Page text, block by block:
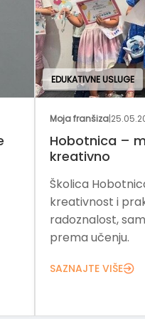
EDUKATIVNE USLUGE
Moja franšiza|
Hobotnica –
kreativno
Školica
kreativnost i
radoznalost,
prema učenju.
SAZNAJTE VIŠE